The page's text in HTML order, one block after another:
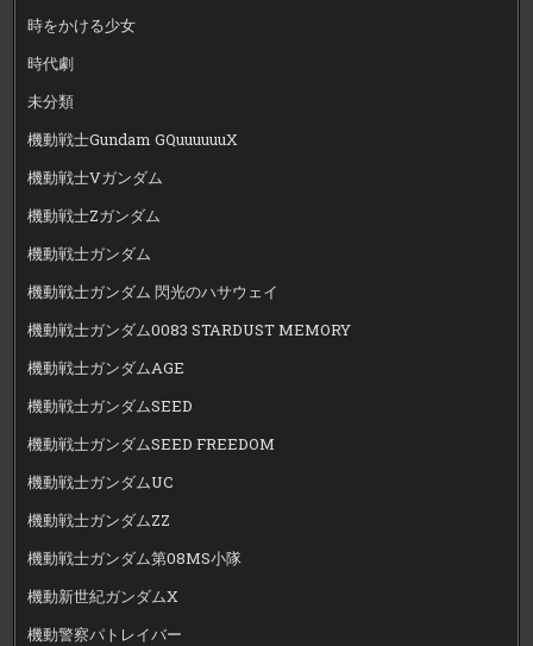
時をかける少女
時代劇
未分類
機動戦士Gundam GQuuuuuuX
機動戦士Vガンダム
機動戦士Zガンダム
機動戦士ガンダム
機動戦士ガンダム 閃光のハサウェイ
機動戦士ガンダム0083 STARDUST MEMORY
機動戦士ガンダムAGE
機動戦士ガンダムSEED
機動戦士ガンダムSEED FREEDOM
機動戦士ガンダムUC
機動戦士ガンダムZZ
機動戦士ガンダム第08MS小隊
機動新世紀ガンダムX
機動警察パトレイバー